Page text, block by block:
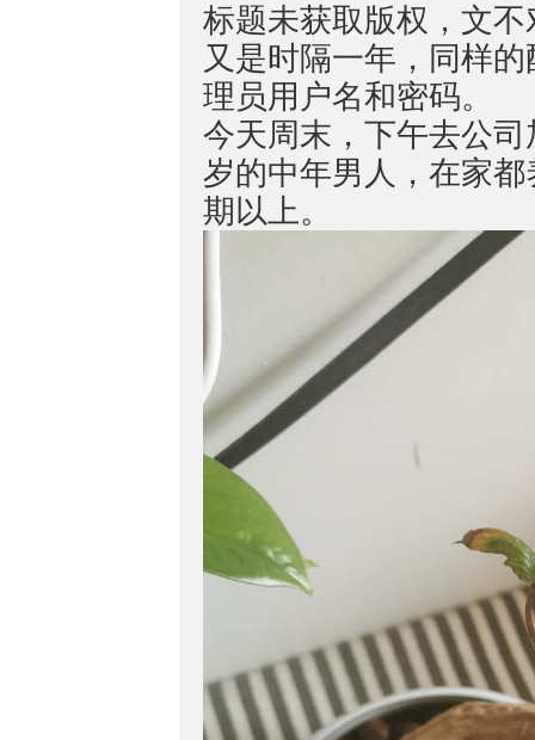
标题未获取版权，文不
又是时隔一年，同样
理员用户名和密码。
今天周末，下午去公
岁的中年男人，在家
期以上。